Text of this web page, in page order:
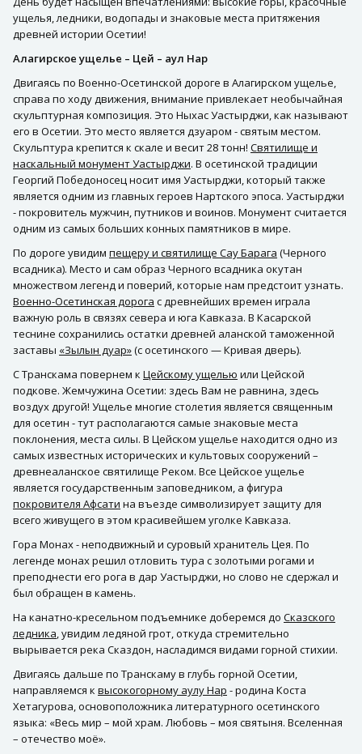
ущелья, ледники, водопады и знаковые места притяжения
древней истории Осетии!
Алагирское ущелье – Цей – аул Нар
Двигаясь по Военно-Осетинской дороге в Алагирском ущелье,
справа по ходу движения, внимание привлекает необычайная
скульптурная композиция. Это Ныхас Уастырджи, как называют
его в Осетии. Это место является дзуаром - святым местом.
Скульптура крепится к скале и весит 28 тонн! Святилище и
наскальный монумент Уастырджи. В осетинской традиции
Георгий Победоносец носит имя Уастырджи, который также
является одним из главных героев Нартского эпоса. Уастырджи
- покровитель мужчин, путников и воинов. Монумент считается
одним из самых больших конных памятников в мире.
По дороге увидим пещеру и святилище Сау Барага (Черного
всадника). Место и сам образ Черного всадника окутан
множеством легенд и поверий, которые нам предстоит узнать.
Военно-Осетинская дорога с древнейших времен играла
важную роль в связях севера и юга Кавказа. В Касарской
теснине сохранились остатки древней аланской таможенной
заставы «Зылын дуар»(с осетинского — Кривая дверь).
С Транскама повернем к Цейскому ущелью или Цейской
подкове. Жемчужина Осетии: здесь Вам не равнина, здесь
воздух другой! Ущелье многие столетия является священным
для осетин - тут располагаются самые знаковые места
поклонения, места силы. В Цейском ущелье находится одно из
самых известных исторических и культовых сооружений –
древнеаланское святилище Реком. Все Цейское ущелье
является государственным заповедником, а фигура
покровителя Афсати на въезде символизирует защиту для
всего живущего в этом красивейшем уголке Кавказа.
Гора Монах - неподвижный и суровый хранитель Цея. По
легенде монах решил отловить тура с золотыми рогами и
преподнести его рога в дар Уастырджи, но слово не сдержал и
был обращен в камень.
На канатно-кресельном подъемнике доберемся до Сказского
ледника , увидим ледяной грот, откуда стремительно
вырывается река Сказдон, насладимся видами горной стихии.
Двигаясь дальше по Транскаму в глубь горной Осетии,
направляемся к высокогорному аулу Нар - родина Коста
Хетагурова, основоположника литературного осетинского
языка: «Весь мир – мой храм. Любовь – моя святыня. Вселенная
– отечество моё».